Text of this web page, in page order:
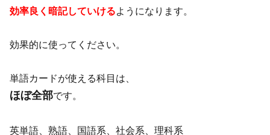
効率良く暗記していけるようになります。
効果的に使ってください。
単語カードが使える科目は、
ほぼ全部です。
英単語、熟語、国語系、社会系、理科系